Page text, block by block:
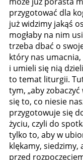
przygotować dla
już widzimy jakąś
mogłaby na nim
trzeba dbać o
który nas umacnia,
i umieli się nią
to temat liturgii.
tym, „aby
się to, co niesie
przygotowuje się
życiu, czyli do
tylko to, aby w
klękamy, siedzimy,
przed